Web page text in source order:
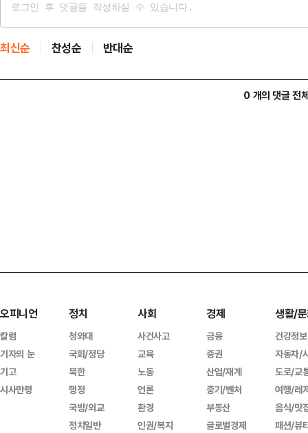
최신순 찬성순 반대순
0 개의 댓글 전
오피니언
칼럼
기자의 눈
기고
시사만평
정치
청와대
국회/정당
북한
행정
국방/외교
정치일반
사회
사건사고
교육
노동
언론
환경
인권/복지
경제
금융
증권
산업/재계
중기/벤처
부동산
글로벌경제
생활/
건강정보
자동차/
도로/교
여행/레
음식/맛
패션/뷰